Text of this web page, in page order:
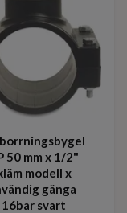
50 mm x 1/2"
modell x
gänga
16bar svart